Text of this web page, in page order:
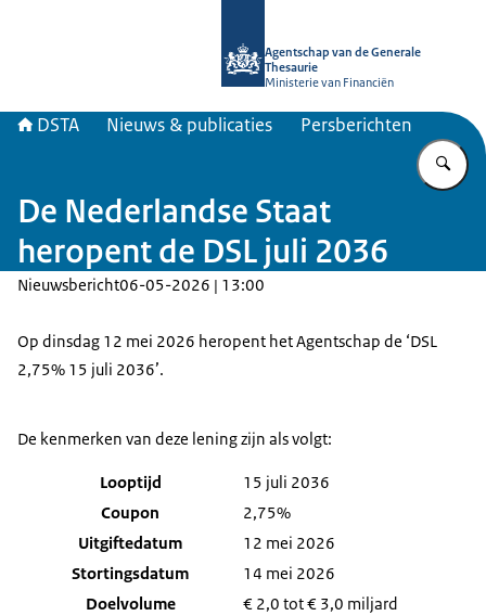
Agentschap van de Generale
Thesaurie
Ministerie van Financiën
DSTA Nieuws & publicaties Persberichten
De Nederlandse Staat
heropent de DSL juli 2036
Nieuwsbericht06-05-2026 | 13:00
Op dinsdag 12 mei 2026 heropent het Agentschap de ‘DSL
2,75% 15 juli 2036’.
De kenmerken van deze lening zijn als volgt:
Looptijd
15 juli 2036
Coupon
2,75%
Uitgiftedatum
12 mei 2026
Stortingsdatum
14 mei 2026
Doelvolume
€ 2,0 tot € 3,0 miljard